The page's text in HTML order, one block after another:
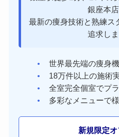
銀座本店
最新の痩身技術と熟練ス
追求しま
世界最先端の痩身
18万件以上の施術
全室完全個室でプ
多彩なメニューで
新規限定